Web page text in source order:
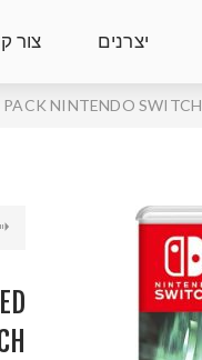
יצרנים צור
NINTENDO SWITCH